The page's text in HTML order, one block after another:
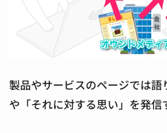
製品やサービスのページでは語
や「それに対する思い」を発信